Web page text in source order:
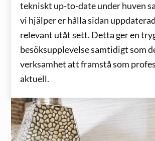
tekniskt up-to-date under huven
vi hjälper er hålla sidan
relevant utåt sett. Detta ger en
besöksupplevelse samtidigt som
verksamhet att framstå som
aktuell.